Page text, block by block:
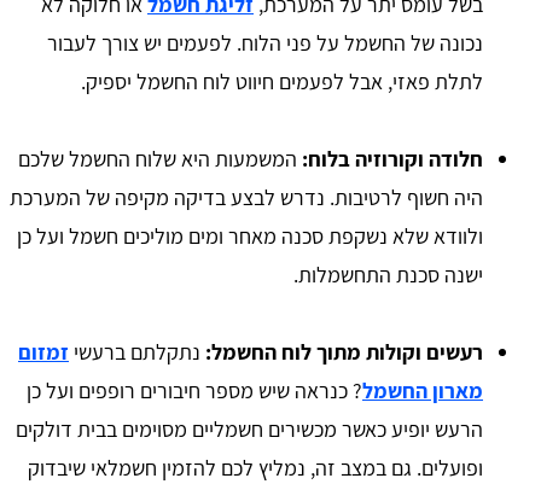
נכונה של החשמל על פני הלוח. לפעמים יש צורך לעבור
לתלת פאזי, אבל לפעמים חיווט לוח החשמל יספיק.
חלודה וקורוזיה בלוח: המשמעות היא שלוח החשמל שלכם
היה חשוף לרטיבות. נדרש לבצע בדיקה מקיפה של המערכת
ולוודא שלא נשקפת סכנה מאחר ומים מוליכים חשמל ועל כן
ישנה סכנת התחשמלות.
​רעשים וקולות מתוך לוח החשמל: נתקלתם ברעשי זמזום
מארון החשמל? כנראה שיש מספר חיבורים רופפים ועל כן
הרעש יופיע כאשר מכשירים חשמליים מסוימים בבית דולקים
ופועלים. גם במצב זה, נמליץ לכם להזמין חשמלאי שיבדוק